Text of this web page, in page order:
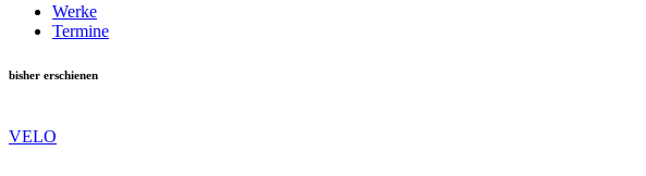
Werke
Termine
bisher erschienen
VELO